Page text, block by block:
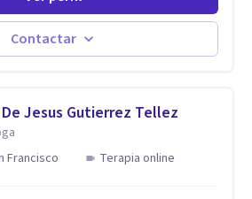
corto y largo plazo, es vital para la
su propia vision.
Contactar
De Jesus Gutierrez Tellez
Francisco
Terapia online